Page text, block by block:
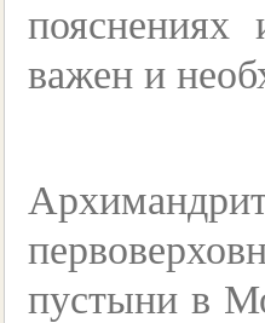
важен и
пустыни в